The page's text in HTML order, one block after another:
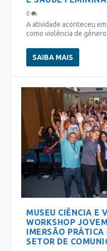
0
A atividade aconteceu
como violência de
SAIBA MAIS
MUSEU CIÊNCIA E
WORKSHOP
IMERSÃO
SETOR DE